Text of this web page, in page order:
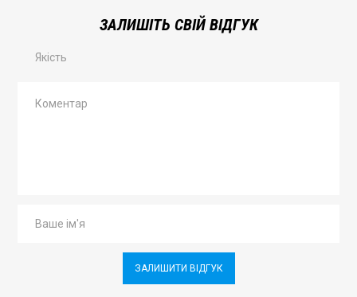
ЗАЛИШІТЬ СВІЙ ВІДГУК
Якість
ЗАЛИШИТИ ВІДГУК